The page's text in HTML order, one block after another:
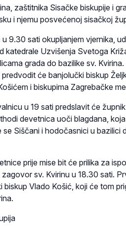
zaštitnika Sisačke biskupije i
i njemu posvećenoj sisačkoj
9.30 sati okupljanjem vjernika,
katedrale Uzvišenja Svetoga
grada do bazilike sv.
će banjolučki biskup
i biskupima Zagrebačke
u 19 sati predslavit će
devetnica uoči blagdana,
se Siščani i hodočasnici u
prije mise bit će prilika za
sv. Kvirinu u 18.30 sati.
biskup Vlado Košić, koji će tom